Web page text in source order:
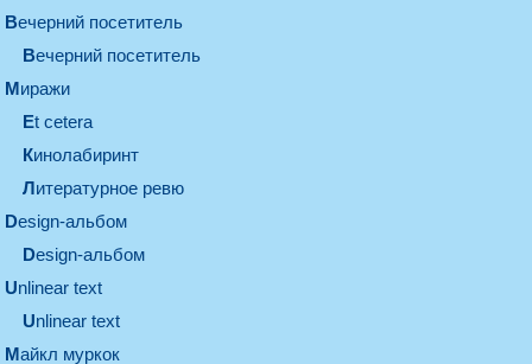
вечерний посетитель
вечерний посетитель
миражи
et cetera
кинолабиринт
литературное ревю
design-альбом
design-альбом
unlinear text
Unlinear text
майкл муркок